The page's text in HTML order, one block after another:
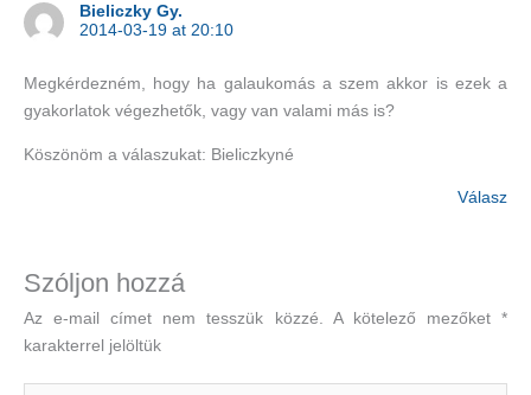
Bieliczky Gy.
2014-03-19 at 20:10
Megkérdezném, hogy ha galaukomás a szem akkor is ezek a
gyakorlatok végezhetők, vagy van valami más is?
Köszönöm a válaszukat: Bieliczkyné
Válasz
Szóljon hozzá
Az e-mail címet nem tesszük közzé. A kötelező mezőket*
karakterrel jelöltük